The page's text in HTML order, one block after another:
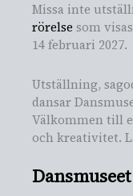
Missa inte
rörelse som
14 februari 2027.
Utställning,
dansar
Välkommen till
och kreativitet.
Dansmuseet